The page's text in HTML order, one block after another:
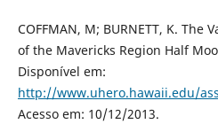
COFFMAN, M; BURNETT, K. The
of the Mavericks Region Half
Disponível em:
http://www.uhero.hawaii.edu/
Acesso em: 10/12/2013.